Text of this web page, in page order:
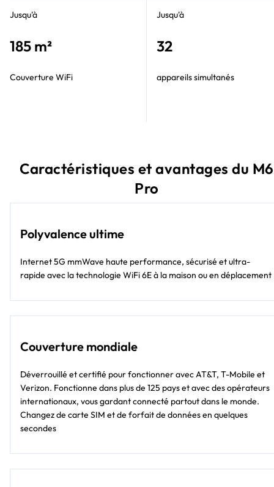
Jusqu'à
185 m²
Couverture WiFi
Jusqu'à
32
appareils simultanés
Caractéristiques et avantages du M6
Pro
Polyvalence ultime
Internet 5G mmWave haute performance, sécurisé et ultra-
rapide avec la technologie WiFi 6E à la maison ou en déplacement
Couverture mondiale
Déverrouillé et certifié pour fonctionner avec AT&T, T-Mobile et
Verizon. Fonctionne dans plus de 125 pays et avec des opérateurs
internationaux, vous gardant connecté partout dans le monde.
Changez de carte SIM et de forfait de données en quelques
secondes